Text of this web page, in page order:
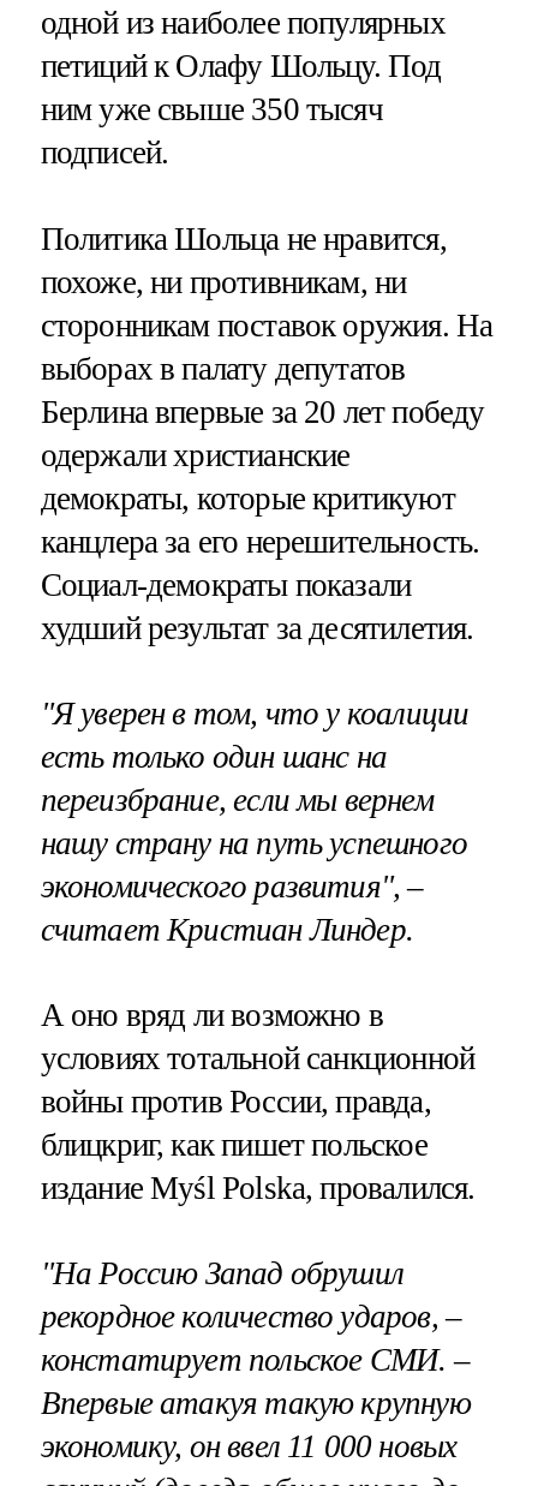
одной из наиболее популярных
петиций к Олафу Шольцу. Под
ним уже свыше 350 тысяч
подписей.
Политика Шольца не нравится,
похоже, ни противникам, ни
сторонникам поставок оружия. На
выборах в палату депутатов
Берлина впервые за 20 лет победу
одержали христианские
демократы, которые критикуют
канцлера за его нерешительность.
Социал-демократы показали
худший результат за десятилетия.
"Я уверен в том, что у коалиции
есть только один шанс на
переизбрание, если мы вернем
нашу страну на путь успешного
экономического развития", –
считает Кристиан Линдер.
А оно вряд ли возможно в
условиях тотальной санкционной
войны против России, правда,
блицкриг, как пишет польское
издание Myśl Polska, провалился.
"На Россию Запад обрушил
рекордное количество ударов, –
констатирует польское СМИ. –
Впервые атакуя такую крупную
экономику, он ввел 11 000 новых